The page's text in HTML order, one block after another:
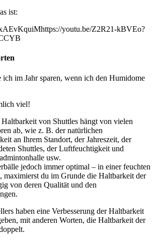
ist:
youtu.be/Z2R21-kBVEo?
im Jahr sparen, wenn ich den Humidome
viel!
von Shuttles hängt von vielen
ab, wie z. B. der natürlichen
an Ihrem Standort, der Jahreszeit, der
Shuttles, der Luftfeuchtigkeit und
usw.
jedoch immer optimal – in einer feuchten
maximierst du im Grunde die Haltbarkeit der
von deren Qualität und den
haben eine Verbesserung der Haltbarkeit
mit anderen Worten, die Haltbarkeit der